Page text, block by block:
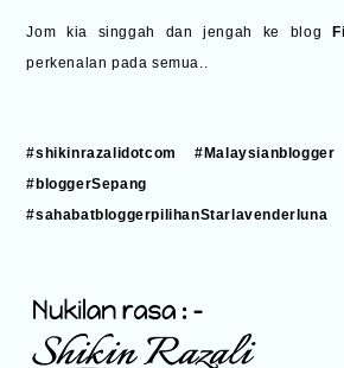
Jom kia singgah dan jengah ke blog
perkenalan pada semua..
#shikinrazalidotcom #Malaysianblogger
#bloggerSepang
#sahabatbloggerpilihanStarlavenderluna